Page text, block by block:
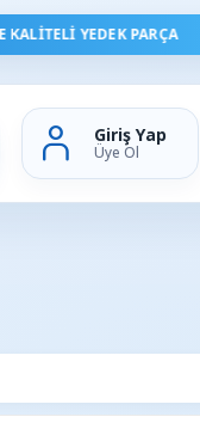
YEDEK PARÇA
Giriş Yap
Üye Ol